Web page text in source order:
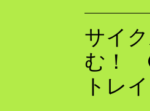
サイ
む！
トレ